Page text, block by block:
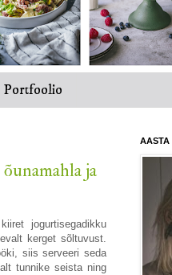
Portfoolio
ja
jogurtisegadikku
kerget sõltuvust.
siis serveeri seda
tunnike seista ning
AASTA